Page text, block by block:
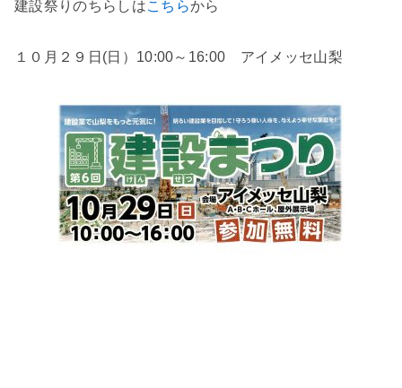
建設祭りのちらしはこちらから
１０月２９日(日）10:00～16:00 アイメッセ山梨